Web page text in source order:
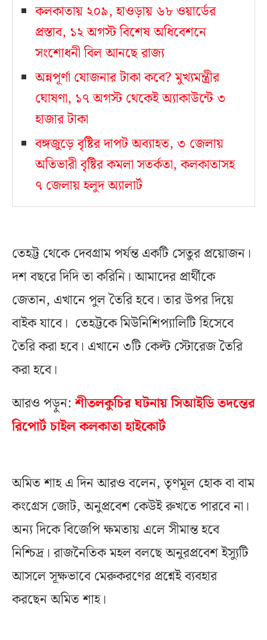
কলকাতায় ২০৯, হাওড়ায় ৬৮ ওয়ার্ডের
প্রস্তাব, ১২ অগস্ট বিশেষ অধিবেশনে
সংশোধনী বিল আনছে রাজ্য
অন্নপূর্ণা যোজনার টাকা কবে? মুখ্যমন্ত্রীর
ঘোষণা, ১৭ অগস্ট থেকেই অ্যাকাউন্টে ৩
হাজার টাকা
বঙ্গজুড়ে বৃষ্টির দাপট অব্যাহত, ৩ জেলায়
অতিভারী বৃষ্টির কমলা সতর্কতা, কলকাতাসহ
৭ জেলায় হলুদ অ্যালার্ট
তেহট্ট থেকে দেবগ্রাম পর্যন্ত একটি সেতুর প্রয়োজন।
দশ বছরে দিদি তা করিনি। আমাদের প্রার্থীকে
জেতান, এখানে পুল তৈরি হবে। তার উপর দিয়ে
বাইক যাবে। তেহট্টকে মিউনিশিপ্যালিটি হিসেবে
তৈরি করা হবে। এখানে ৩টি কেল্ট স্টোরেজ তৈরি
করা হবে।
আরও পড়ুন:শীতলকুচির ঘটনায় সিআইডি তদন্তের
রিপোর্ট চাইল কলকাতা হাইকোর্ট
অমিত শাহ এ দিন আরও বলেন, তৃণমূল হোক বা বাম
কংগ্রেস জোট, অনুপ্রবেশ কেউই রুখতে পারবে না।
অন্য দিকে বিজেপি ক্ষমতায় এলে সীমান্ত হবে
নিশ্চিদ্র। রাজনৈতিক মহল বলছে অনুরপ্রবেশ ইস্যুটি
আসলে সূক্ষভাবে মেরুকরণের প্রশ্নেই ব্যবহার
করছেন অমিত শাহ।